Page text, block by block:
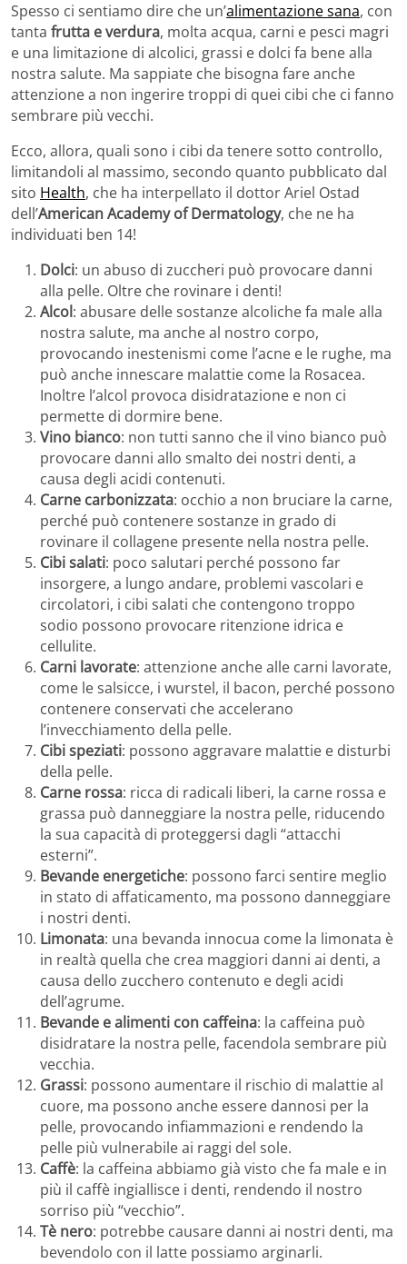
Spesso ci sentiamo dire che un’alimentazione sana, con
tanta frutta e verdura, molta acqua, carni e pesci magri
e una limitazione di alcolici, grassi e dolci fa bene alla
nostra salute. Ma sappiate che bisogna fare anche
attenzione a non ingerire troppi di quei cibi che ci fanno
sembrare più vecchi.
Ecco, allora, quali sono i cibi da tenere sotto controllo,
limitandoli al massimo, secondo quanto pubblicato dal
sito Health, che ha interpellato il dottor Ariel Ostad
dell’American Academy of Dermatology, che ne ha
individuati ben 14!
Dolci: un abuso di zuccheri può provocare danni
alla pelle. Oltre che rovinare i denti!
Alcol: abusare delle sostanze alcoliche fa male alla
nostra salute, ma anche al nostro corpo,
provocando inestenismi come l’acne e le rughe, ma
può anche innescare malattie come la Rosacea.
Inoltre l’alcol provoca disidratazione e non ci
permette di dormire bene.
Vino bianco: non tutti sanno che il vino bianco può
provocare danni allo smalto dei nostri denti, a
causa degli acidi contenuti.
Carne carbonizzata: occhio a non bruciare la carne,
perché può contenere sostanze in grado di
rovinare il collagene presente nella nostra pelle.
Cibi salati: poco salutari perché possono far
insorgere, a lungo andare, problemi vascolari e
circolatori, i cibi salati che contengono troppo
sodio possono provocare ritenzione idrica e
cellulite.
Carni lavorate: attenzione anche alle carni lavorate,
come le salsicce, i wurstel, il bacon, perché possono
contenere conservati che accelerano
l’invecchiamento della pelle.
Cibi speziati: possono aggravare malattie e disturbi
della pelle.
Carne rossa: ricca di radicali liberi, la carne rossa e
grassa può danneggiare la nostra pelle, riducendo
la sua capacità di proteggersi dagli “attacchi
esterni”.
Bevande energetiche: possono farci sentire meglio
in stato di affaticamento, ma possono danneggiare
i nostri denti.
Limonata: una bevanda innocua come la limonata è
in realtà quella che crea maggiori danni ai denti, a
causa dello zucchero contenuto e degli acidi
dell’agrume.
Bevande e alimenti con caffeina: la caffeina può
disidratare la nostra pelle, facendola sembrare più
vecchia.
Grassi: possono aumentare il rischio di malattie al
cuore, ma possono anche essere dannosi per la
pelle, provocando infiammazioni e rendendo la
pelle più vulnerabile ai raggi del sole.
Caffè: la caffeina abbiamo già visto che fa male e in
più il caffè ingiallisce i denti, rendendo il nostro
sorriso più “vecchio”.
Tè nero: potrebbe causare danni ai nostri denti, ma
bevendolo con il latte possiamo arginarli.